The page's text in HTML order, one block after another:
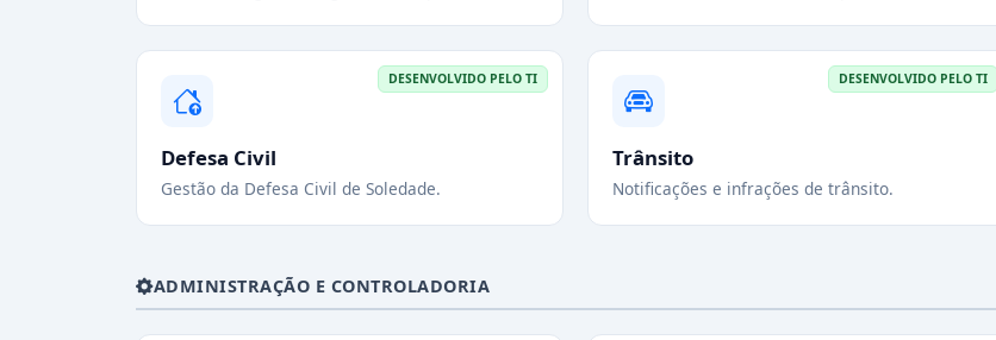
DESENVOLVIDO PELO TI
Defesa Civil
Gestão da Defesa Civil de Soledade.
DESENVOLVIDO PELO TI
Trânsito
Notificações e infrações de trânsito.
ADMINISTRAÇÃO E CONTROLADORIA